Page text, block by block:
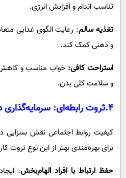
تناسب اندام و افزایش انرژی.
تغذیه سالم: رعایت الگوی غذایی
و ذهنی کمک کند.
استراحت کافی:خواب مناسب و کاهش
و سلامت کلی بدن.
4.ثروت رابطه‌ای: سرمایه‌گذاری
کیفیت روابط اجتماعی نقش بسزایی
برای بهره‌مندی بهتر از این نوع ثروت
حفظ ارتباط با افراد الهام‌بخش: